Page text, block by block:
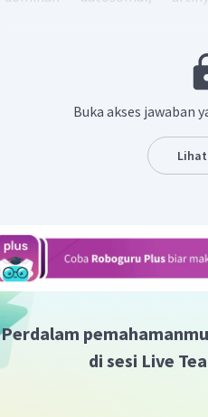
P1 : PP ><
polidaktili homozigot
G1 : P p
Polidaktili 100%
Dengan demikian,
Buka akses jawaban
Perdalam
di sesi Live